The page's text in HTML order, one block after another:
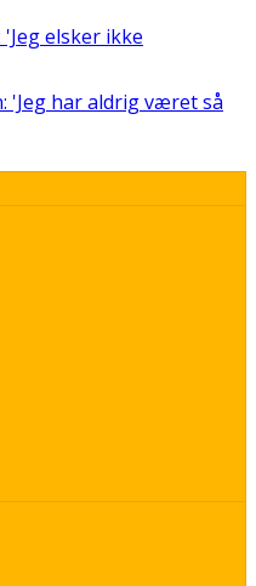
elsker ikke
'Jeg har aldrig været så